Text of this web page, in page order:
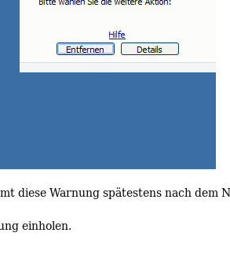
diese Warnung spätestens nach dem
einholen.